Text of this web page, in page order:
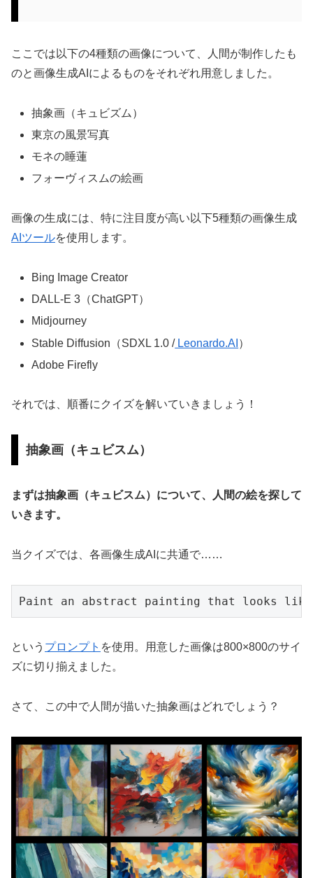
ここでは以下の4種類の画像について、人間が制作したも
のと画像生成AIによるものをそれぞれ用意しました。
抽象画（キュビズム）
東京の風景写真
モネの睡蓮
フォーヴィスムの絵画
画像の生成には、特に注目度が高い以下5種類の画像生成
AIツールを使用します。
Bing Image Creator
DALL-E 3（ChatGPT）
Midjourney
Stable Diffusion（SDXL 1.0 /Leonardo.AI ）
Adobe Firefly
それでは、順番にクイズを解いていきましょう！
抽象画（キュビスム）
まずは抽象画（キュビスム）について、人間の絵を探して
いきます。
当クイズでは、各画像生成AIに共通で……
Paint an abstract painting that looks
という プロンプト を使用。用意した画像は800×800のサイ
ズに切り揃えました。
さて、この中で人間が描いた抽象画はどれでしょう？